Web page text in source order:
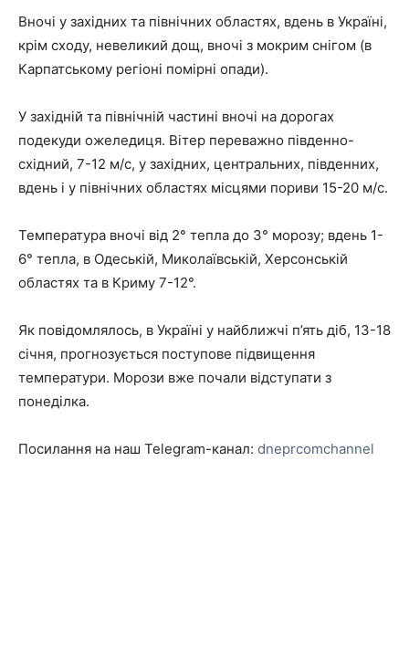
Вночі у західних та північних областях, вдень в Україні,
крім сходу, невеликий дощ, вночі з мокрим снігом (в
Карпатському регіоні помірні опади).
У західній та північній частині вночі на дорогах
подекуди ожеледиця. Вітер переважно південно-
східний, 7-12 м/с, у західних, центральних, південних,
вдень і у північних областях місцями пориви 15-20 м/с.
Температура вночі від 2° тепла до 3° морозу; вдень 1-
6° тепла, в Одеській, Миколаївській, Херсонській
областях та в Криму 7-12°.
Як повідомлялось, в Україні у найближчі п’ять діб, 13-18
січня, прогнозується поступове підвищення
температури. Морози вже почали відступати з
понеділка.
Посилання на наш Telegram-канал: dneprcomchannel